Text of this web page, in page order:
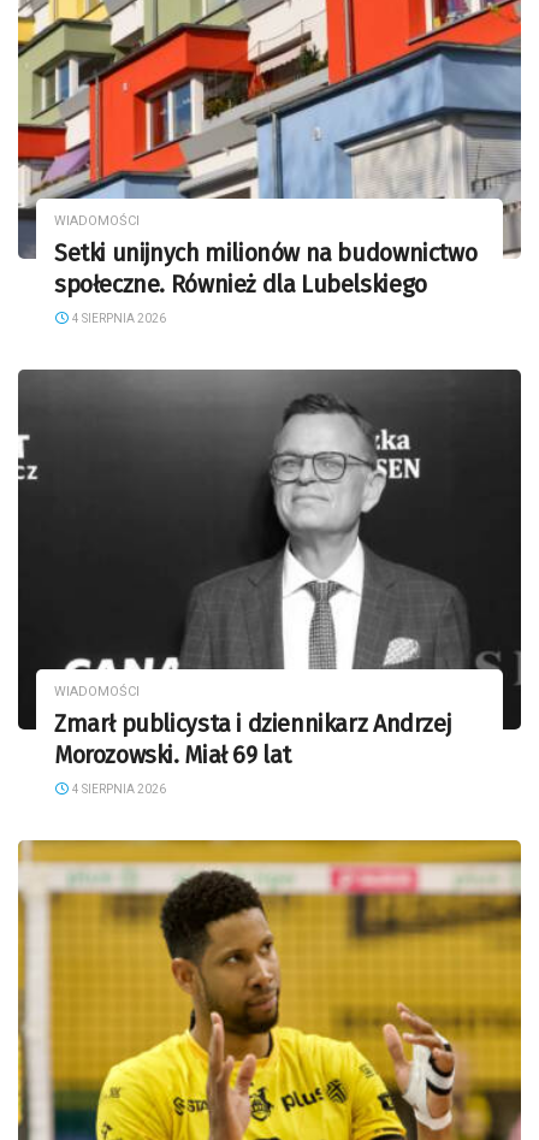
WIADOMOŚCI
Setki unijnych milionów na budownictwo
społeczne. Również dla Lubelskiego
4 SIERPNIA 2026
WIADOMOŚCI
Zmarł publicysta i dziennikarz Andrzej
Morozowski. Miał 69 lat
4 SIERPNIA 2026